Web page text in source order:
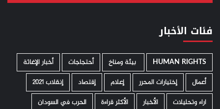
فئات الأخبار
HUMAN RIGHTS ­ بيئة ومناخ أحتجاجات
أخبار الإغاثة
أعمال
إختيارات المحرر إعلام إقتصاد
إنقلاب 2021
اراء وتحليلات
الأخبار الأكثر قراءة
الحرب في السودان